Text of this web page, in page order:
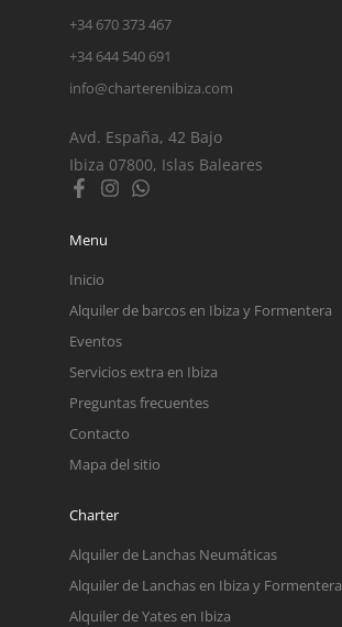
+34 670 373 467
+34 644 540 691
info@charterenibiza.com
Avd. España, 42 Bajo
Ibiza 07800, Islas Baleares
Menu
Inicio
Alquiler de barcos en Ibiza y Formentera
Eventos
Servicios extra en Ibiza
Preguntas frecuentes
Contacto
Mapa del sitio
Charter
Alquiler de Lanchas Neumáticas
Alquiler de Lanchas en Ibiza y Formentera
Alquiler de Yates en Ibiza